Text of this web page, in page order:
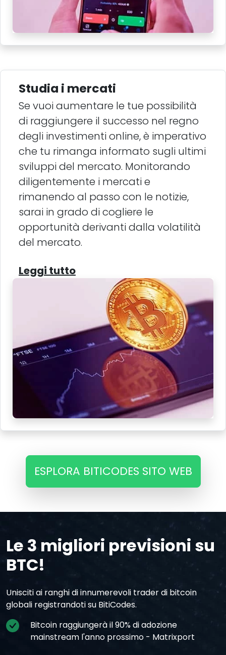
Studia i mercati
Se vuoi aumentare le tue possibilità
di raggiungere il successo nel regno
degli investimenti online, è imperativo
che tu rimanga informato sugli ultimi
sviluppi del mercato. Monitorando
diligentemente i mercati e
rimanendo al passo con le notizie,
sarai in grado di cogliere le
opportunità derivanti dalla volatilità
del mercato.
Leggi tutto
ESPLORA BITICODES SITO WEB
Le 3 migliori previsioni su
BTC!
Unisciti ai ranghi di innumerevoli trader di bitcoin
globali registrandoti su BitiCodes.
Bitcoin raggiungerà il 90% di adozione
mainstream l'anno prossimo - Matrixport